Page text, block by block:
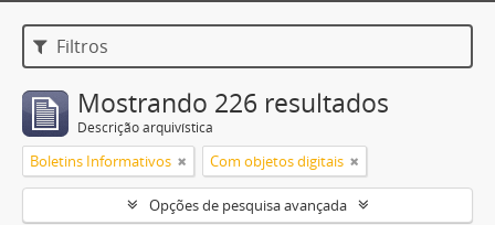
Filtros
Mostrando 226 resultados
Descrição arquivística
Boletins Informativos Com objetos digitais
Opções de pesquisa avançada